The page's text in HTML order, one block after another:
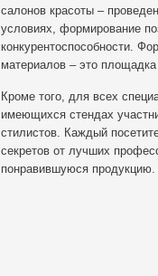
салонов красоты –
условиях, формирование
конкурентоспособности.
материалов – это
Кроме того, для всех
имеющихся стендах
стилистов. Каждый
секретов от лучших
понравившуюся продукцию.